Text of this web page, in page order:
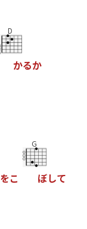
D
かるか
をこ
G
ぼして